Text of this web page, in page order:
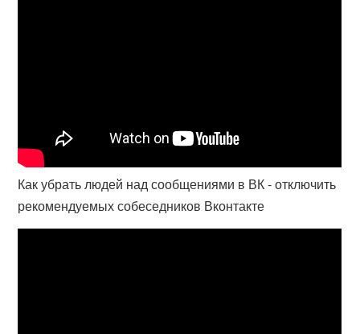
Как убрать людей над сообщениями в ВК - отключить
рекомендуемых собеседников Вконтакте